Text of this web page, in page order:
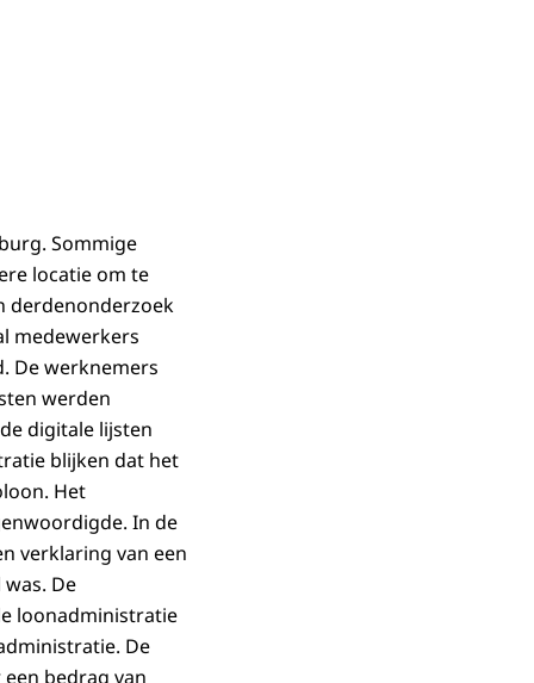
Sommige
locatie om te
derdenonderzoek
medewerkers
De werknemers
werden
digitale lijsten
blijken dat het
Het
In de
verklaring van een
De
loonadministratie
De
bedrag van